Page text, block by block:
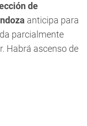
de
anticipa para
parcialmente
Habrá ascenso de